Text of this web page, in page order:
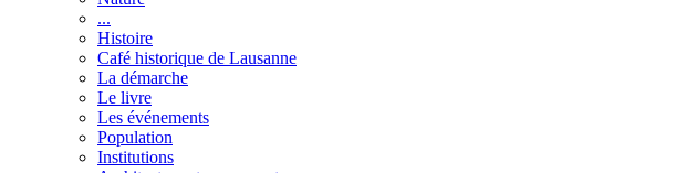
...
Histoire
Café historique de Lausanne
La démarche
Le livre
Les événements
Population
Institutions